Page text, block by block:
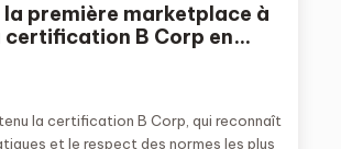
première marketplace à
B Corp en
la certification B Corp, qui reconnaît
et le respect des normes les plus